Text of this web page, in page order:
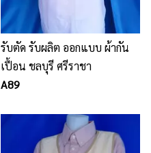
รับตัด รับผลิต ออกแบบ ผ้ากัน
เปื้อน ชลบุรี ศรีราชา
A89